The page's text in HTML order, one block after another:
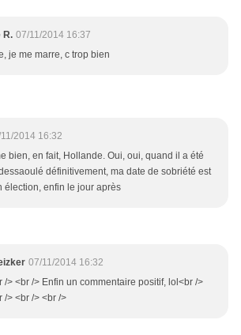
R. 07/11/2014 16:37
je me marre, c trop bien
2014 16:32
bien, en fait, Hollande. Oui, oui, quand il a été
définitivement, ma date de sobriété est
élection, enfin le jour après
07/11/2014 16:32
/> <br /> Enfin un commentaire positif, lol<br />
/> <br /> <br />